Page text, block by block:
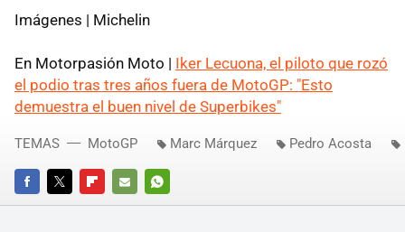
Imágenes | Michelin
En Motorpasión Moto | Iker Lecuona, el piloto que rozó
el podio tras tres años fuera de MotoGP: "Esto
demuestra el buen nivel de Superbikes"
FACEBOOKTWITTERFLIPBOARD
E-
WHATSAPP
TEMAS MotoGP Marc Márquez Pedro Acosta